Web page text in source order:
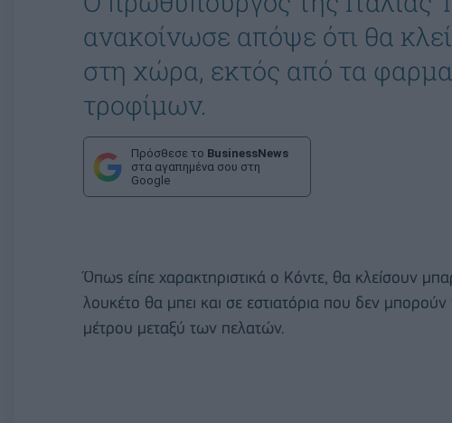
ανακοίνωσε απόψε ότι θα
στη χώρα, εκτός από τα
τροφίμων.
Πρόσθεσε το BusinessNews
στα αγαπημένα σου στη
Google
Όπως είπε χαρακτηριστικά ο Κόντε, θα κλείσουν
λουκέτο θα μπει και σε εστιατόρια που δεν
μέτρου μεταξύ των πελατών.